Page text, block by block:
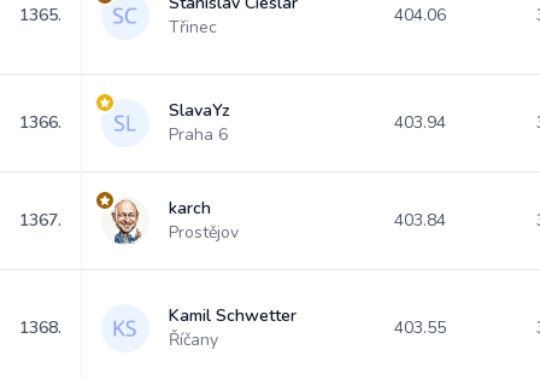
1365.
Třinec
404.06
1366.
SlavaYz
Praha 6
403.94
1367.
karch
Prostějov
403.84
1368.
Kamil Schwetter
Říčany
403.55